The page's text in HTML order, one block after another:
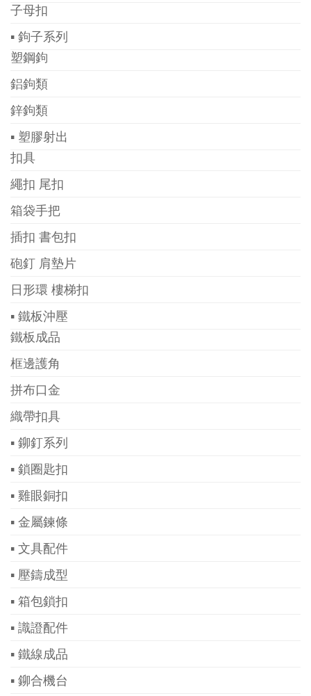
子母扣
▪ 鉤子系列
塑鋼鉤
鋁鉤類
鋅鉤類
▪ 塑膠射出
扣具
繩扣 尾扣
箱袋手把
插扣 書包扣
砲釘 肩墊片
日形環 樓梯扣
▪ 鐵板沖壓
鐵板成品
框邊護角
拼布口金
織帶扣具
▪ 鉚釘系列
▪ 鎖圈匙扣
▪ 雞眼銅扣
▪ 金屬鍊條
▪ 文具配件
▪ 壓鑄成型
▪ 箱包鎖扣
▪ 識證配件
▪ 鐵線成品
▪ 鉚合機台